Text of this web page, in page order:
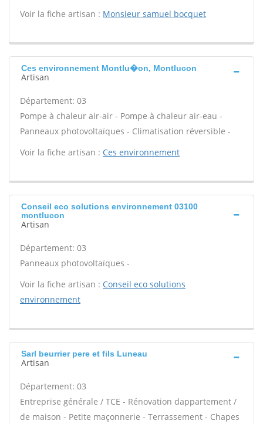
Voir la fiche artisan : Monsieur samuel bocquet
Ces environnement Montlu�on, Montlucon
Artisan
Département: 03
Pompe à chaleur air-air - Pompe à chaleur air-eau -
Panneaux photovoltaïques - Climatisation réversible -
Voir la fiche artisan : Ces environnement
Conseil eco solutions environnement 03100
montlucon
Artisan
Département: 03
Panneaux photovoltaïques -
Voir la fiche artisan : Conseil eco solutions
environnement
Sarl beurrier pere et fils Luneau
Artisan
Département: 03
Entreprise générale / TCE - Rénovation dappartement /
de maison - Petite maçonnerie - Terrassement - Chapes